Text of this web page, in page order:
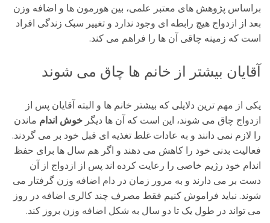
براساس پژوهش های معتبر علمی، بین هورمون ها و اضافه وزن
بعد از ازدواج هیچ رابطه ای وجود ندارد و تغییر سبک زندگی افراد
است که زمینه چاقی آن ها را فراهم می کند.
آقایان بیشتر از خانم ها چاق می شوند
یکی از مهم ترین دلایلی که بیشتر خانم ها و البته آقایان پس از
ازدواج چاق می شوند، این است که آن ها دیگر خوش اندام ماندن
را لازم نمی دانند و به عادات غلط تغذیه ای قبل خود بر می گردند.
فعالیت بدنی خود را کاهش می دهند و اگر هم سال ها برای حفظ
اندام خود رژیم خاصی را رعایت کرده اند پس از ازدواج از آن
دست بر می دارند و به مرور زمان در دام اضافه وزن گرفتار می
شوند. نباید فراموش کنیم فقط مصرف چند کالری اضافه در روز
می تواند در طول یک تا دو سال به شکل اضافه وزن بروز کند.